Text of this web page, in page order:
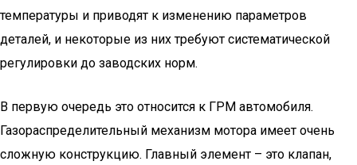
температуры и приводят к изменению параметров
деталей, и некоторые из них требуют систематической
регулировки до заводских норм.
В первую очередь это относится к ГРМ автомобиля.
Газораспределительный механизм мотора имеет очень
сложную конструкцию. Главный элемент – это клапан,